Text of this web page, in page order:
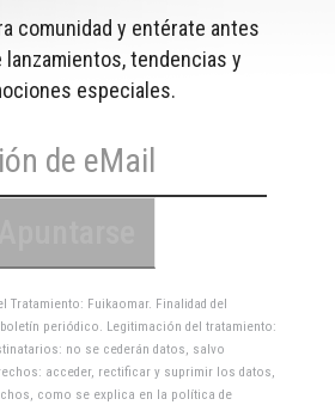
comunidad y entérate antes
lanzamientos, tendencias y
especiales.
Tratamiento: Fuikaomar. Finalidad del
periódico. Legitimación del tratamiento:
no se cederán datos, salvo
acceder, rectificar y suprimir los datos,
como se explica en la política de